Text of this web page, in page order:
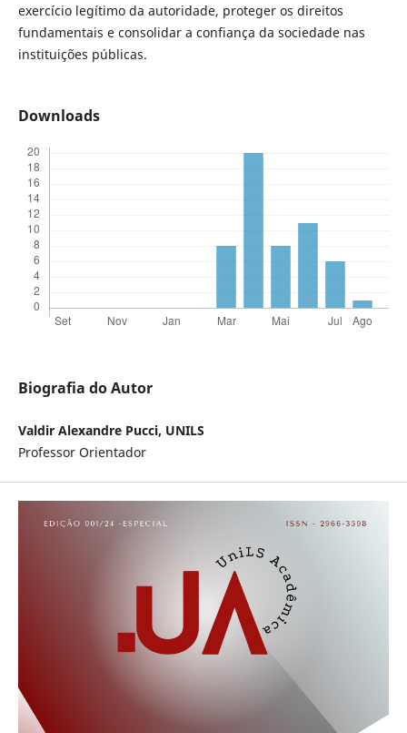
exercício legítimo da autoridade, proteger os direitos
fundamentais e consolidar a confiança da sociedade nas
instituições públicas.
Downloads
Biografia do Autor
Valdir Alexandre Pucci, UNILS
Professor Orientador